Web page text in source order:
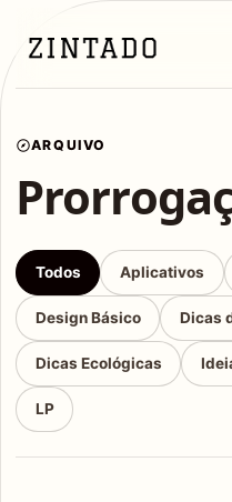
ARQUIVO
Todos Aplicativos
Design Básico Dicas
Dicas Ecológicas
LP